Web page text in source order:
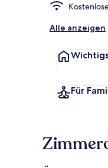
Alle anzeigen
Für